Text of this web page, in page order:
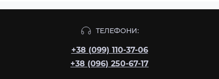
ТЕЛЕФОНИ:
+38 (099) 110-37-06
+38 (096) 250-67-17